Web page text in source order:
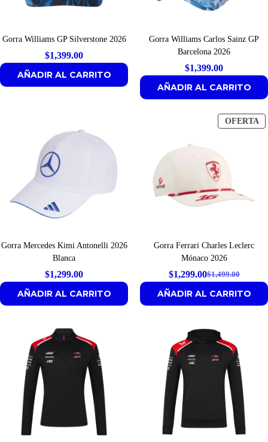
Gorra Williams GP Silverstone 2026
$1,399.00
AÑADIR AL CARRITO
Gorra Williams Carlos Sainz GP
Barcelona 2026
$1,399.00
AÑADIR AL CARRITO
Gorra Mercedes Kimi Antonelli 2026
Blanca
$1,299.00
AÑADIR AL CARRITO
OFERTA
Gorra Ferrari Charles Leclerc
Mónaco 2026
$1,499.00
Original
price
$1,299.00
Current
price
AÑADIR AL CARRITO